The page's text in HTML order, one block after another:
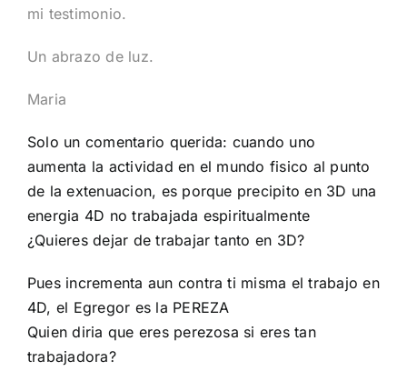
mi testimonio.
Un abrazo de luz.
Maria
Solo un comentario querida: cuando uno
aumenta la actividad en el mundo fisico al punto
de la extenuacion, es porque precipito en 3D una
energia 4D no trabajada espiritualmente
¿Quieres dejar de trabajar tanto en 3D?
Pues incrementa aun contra ti misma el trabajo en
4D, el Egregor es la PEREZA
Quien diria que eres perezosa si eres tan
trabajadora?